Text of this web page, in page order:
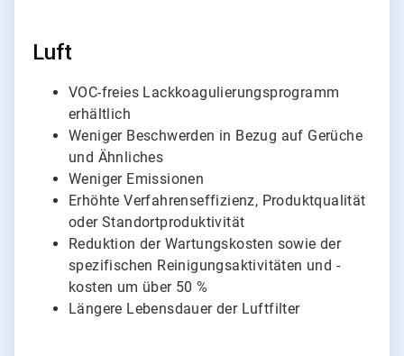
Luft
VOC-freies Lackkoagulierungsprogramm
erhältlich
Weniger Beschwerden in Bezug auf Gerüche
und Ähnliches
Weniger Emissionen
Erhöhte Verfahrenseffizienz, Produktqualität
oder Standortproduktivität
Reduktion der Wartungskosten sowie der
spezifischen Reinigungsaktivitäten und -
kosten um über 50 %
Längere Lebensdauer der Luftfilter